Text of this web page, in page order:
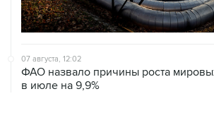
07 августа, 12:02
ФАО назвало причины роста
в июле на 9,9%